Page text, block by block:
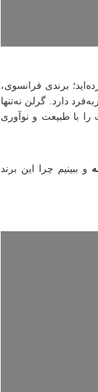
برندی فرانسوی،
دارد. گرلن نه‌تنها
را با طبیعت و نوآوری
و ببینیم چرا این برند